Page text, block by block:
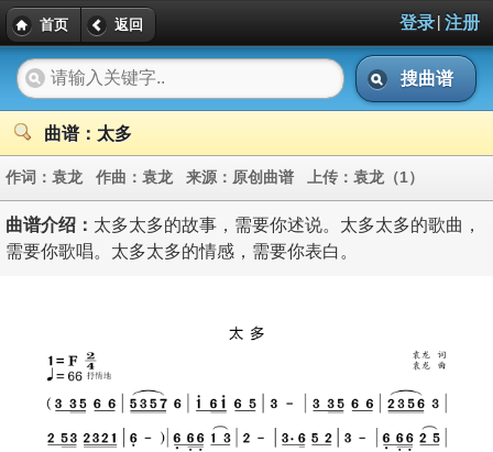
首页 返回 登录| 注册
搜曲谱
曲谱：太多
作词： 袁龙 作曲： 袁龙 来源： 原创曲谱 上传： 袁龙（1）
曲谱介绍： 太多太多的故事，需要你述说。太多太多的歌曲，
需要你歌唱。太多太多的情感，需要你表白。